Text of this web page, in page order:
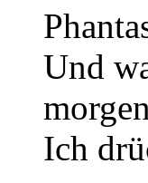
Und
Ich